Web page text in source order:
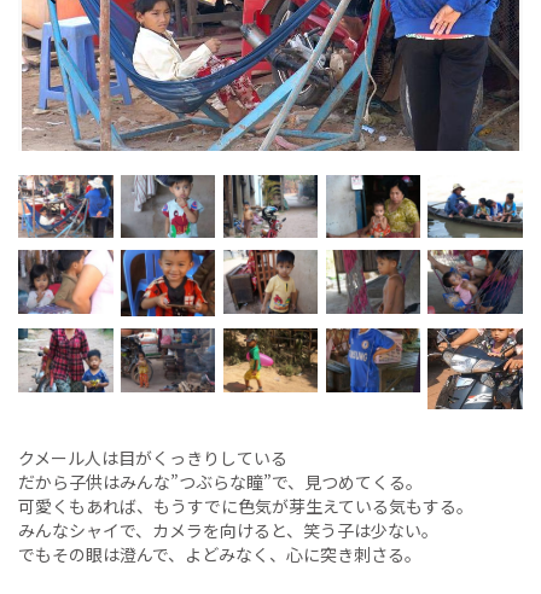
クメール人は目がくっきりしている
だから子供はみんな”つぶらな瞳”で、見つめてくる。
可愛くもあれば、もうすでに色気が芽生えている気もする。
みんなシャイで、カメラを向けると、笑う子は少ない。
でもその眼は澄んで、よどみなく、心に突き刺さる。